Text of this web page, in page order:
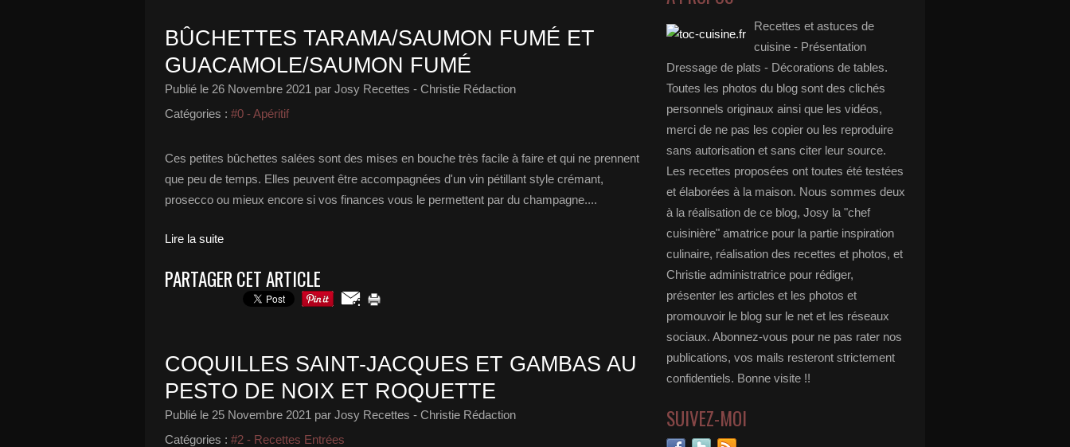
BÛCHETTES TARAMA/SAUMON FUMÉ ET
GUACAMOLE/SAUMON FUMÉ
Publié le 26 Novembre 2021 par Josy Recettes - Christie Rédaction
Catégories : #0 - Apéritif
Ces petites bûchettes salées sont des mises en bouche très facile à faire et qui ne prennent
que peu de temps. Elles peuvent être accompagnées d'un vin pétillant style crémant,
prosecco ou mieux encore si vos finances vous le permettent par du champagne....
Lire la suite
PARTAGER CET ARTICLE
COQUILLES SAINT-JACQUES ET GAMBAS AU
PESTO DE NOIX ET ROQUETTE
Publié le 25 Novembre 2021 par Josy Recettes - Christie Rédaction
Catégories : #2 - Recettes Entrées
Recettes et astuces de
cuisine - Présentation
Dressage de plats - Décorations de tables.
Toutes les photos du blog sont des clichés
personnels originaux ainsi que les vidéos,
merci de ne pas les copier ou les reproduire
sans autorisation et sans citer leur source.
Les recettes proposées ont toutes été testées
et élaborées à la maison. Nous sommes deux
à la réalisation de ce blog, Josy la "chef
cuisinière" amatrice pour la partie inspiration
culinaire, réalisation des recettes et photos, et
Christie administratrice pour rédiger,
présenter les articles et les photos et
promouvoir le blog sur le net et les réseaux
sociaux. Abonnez-vous pour ne pas rater nos
publications, vos mails resteront strictement
confidentiels. Bonne visite !!
SUIVEZ-MOI